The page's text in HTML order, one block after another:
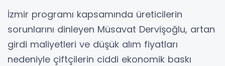
İzmir programı kapsamında üreticilerin
sorunlarını dinleyen Müsavat Dervişoğlu, artan
girdi maliyetleri ve düşük alım fiyatları
nedeniyle çiftçilerin ciddi ekonomik baskı